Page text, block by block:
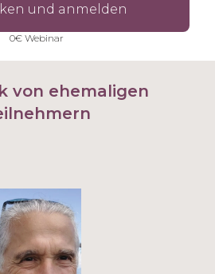
und anmelden
0€ Webinar
von ehemaligen